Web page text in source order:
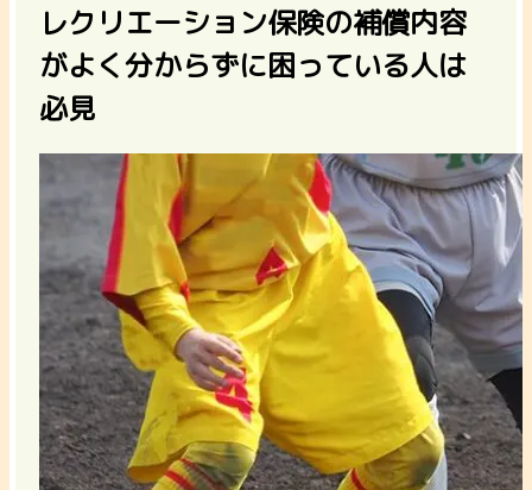
レクリエーション保険の補償内容
がよく分からずに困っている人は
必見